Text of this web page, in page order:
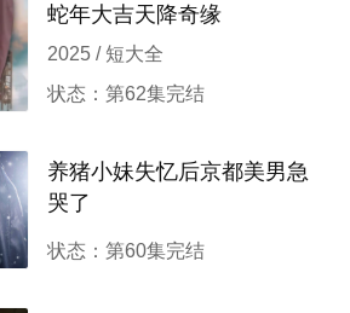
蛇年大吉天降奇缘
2025 / 短大全
状态：第62集完结
养猪小妹失忆后京都美男急
哭了
2025 / 短大全
状态：第60集完结